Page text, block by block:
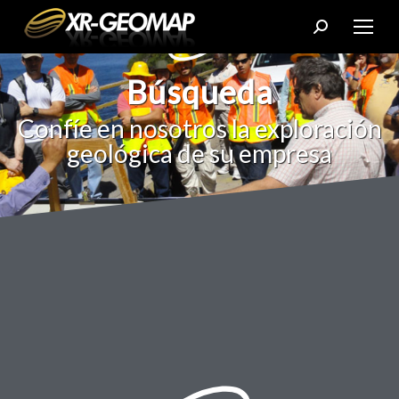
Búsqueda
Confíe en nosotros la exploración
geológica de su empresa
NOSOTROS